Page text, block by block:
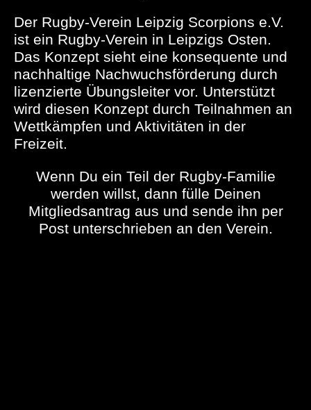
Der Rugby-Verein Leipzig Scorpions e.V.
ist ein Rugby-Verein in Leipzigs Osten.
Das Konzept sieht eine konsequente und
nachhaltige Nachwuchsförderung durch
lizenzierte Übungsleiter vor. Unterstützt
wird diesen Konzept durch Teilnahmen an
Wettkämpfen und Aktivitäten in der
Freizeit.
Wenn Du ein Teil der Rugby-Familie
werden willst, dann fülle Deinen
Mitgliedsantrag aus und sende ihn per
Post unterschrieben an den Verein.